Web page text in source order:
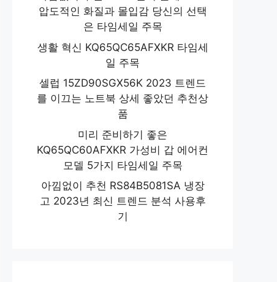
압도적인 화질과 몰입감 당신의 선택
은 타임세일 주목
생활 혁신 KQ65QC65AFXKR 타임세
일 주목
셀럽 15ZD90SGX56K 2023 트렌드
를 이끄는 노트북 상세 좋았던 추천상
품
미리 준비하기 좋은
KQ65QC60AFXKR 가성비 갑 에어컨
모델 5가지 타임세일 주목
아낌없이 추천 RS84B5081SA 냉장
고 2023년 최신 트렌드 분석 사용후
기